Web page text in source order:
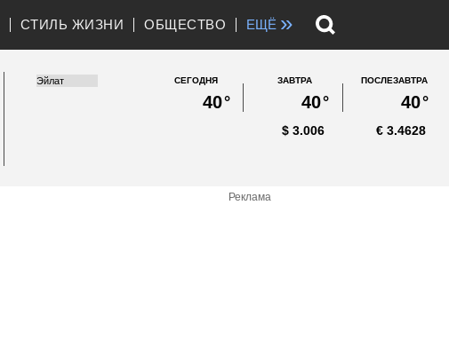
СТИЛЬ ЖИЗНИ ОБЩЕСТВО ЕЩЁ »
СЕГОДНЯ
40°
ЗАВТРА
40°
ПОСЛЕЗАВТРА
40°
3.006
$ 3.4628
€
Реклама